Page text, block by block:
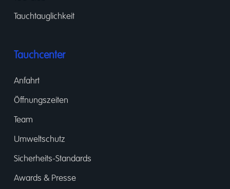
Tauchtauglichkeit
Tauchcenter
Anfahrt
Öffnungszeiten
Team
Umweltschutz
Sicherheits-Standards
Awards & Presse